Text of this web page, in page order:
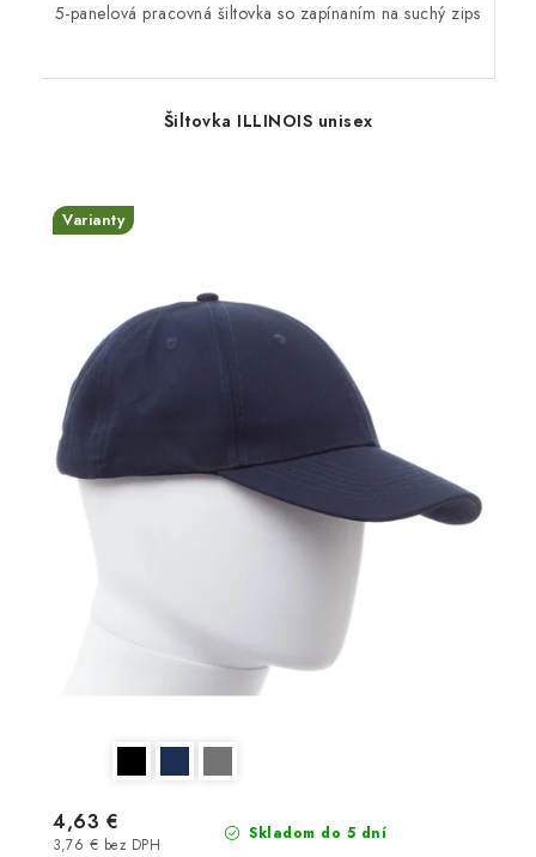
5-panelová pracovná šiltovka so zapínaním na suchý zips
Šiltovka ILLINOIS unisex
Varianty
Skladom do 5 dní
3,76 € bez DPH
4,63 €